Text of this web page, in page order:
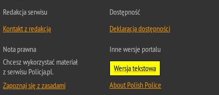
Redakcja serwisu
Kontakt z redakcją
Dostępność
Deklaracja dostępności
Nota prawna
Chcesz wykorzystać materiał
z serwisu Policja.pl.
Zapoznaj się z zasadami
Inne wersje portalu
Wersja tekstowa
About Polish Police